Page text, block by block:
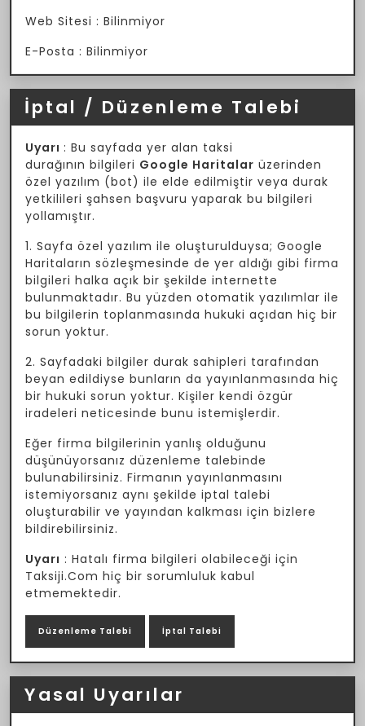
Web Sitesi : Bilinmiyor
E-Posta : Bilinmiyor
İptal / Düzenleme Talebi
Uyarı : Bu sayfada yer alan taksi
durağının bilgileri Google Haritalar üzerinden
özel yazılım (bot) ile elde edilmiştir veya durak
yetkilileri şahsen başvuru yaparak bu bilgileri
yollamıştır.
1. Sayfa özel yazılım ile oluşturulduysa; Google
Haritaların sözleşmesinde de yer aldığı gibi firma
bilgileri halka açık bir şekilde internette
bulunmaktadır. Bu yüzden otomatik yazılımlar ile
bu bilgilerin toplanmasında hukuki açıdan hiç bir
sorun yoktur.
2. Sayfadaki bilgiler durak sahipleri tarafından
beyan edildiyse bunların da yayınlanmasında hiç
bir hukuki sorun yoktur. Kişiler kendi özgür
iradeleri neticesinde bunu istemişlerdir.
Eğer firma bilgilerinin yanlış olduğunu
düşünüyorsanız düzenleme talebinde
bulunabilirsiniz. Firmanın yayınlanmasını
istemiyorsanız aynı şekilde iptal talebi
oluşturabilir ve yayından kalkması için bizlere
bildirebilirsiniz.
Uyarı : Hatalı firma bilgileri olabileceği için
Taksiji.Com hiç bir sorumluluk kabul
etmemektedir.
Düzenleme Talebi İptal Talebi
Yasal Uyarılar